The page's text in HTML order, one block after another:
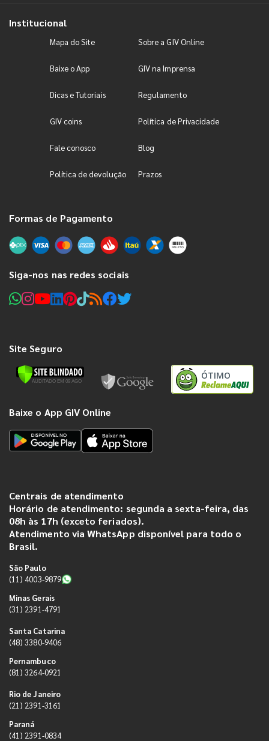
Institucional
Mapa do Site Sobre a GIV Online
Baixe o App GIV na Imprensa
Dicas e Tutoriais Regulamento
GIV coins Política de Privacidade
Fale conosco Blog
Política de devolução Prazos
Formas de Pagamento
Siga-nos nas redes sociais
Site Seguro
ÓTIMO
Baixe o App GIV Online
Centrais de atendimento
Horário de atendimento: segunda a sexta-feira, das
08h às 17h (exceto feriados).
Atendimento via WhatsApp disponível para todo o
Brasil.
São Paulo
(11) 4003-9879
Minas Gerais
(31) 2391-4791
Santa Catarina
(48) 3380-9406
Pernambuco
(81) 3264-0921
Rio de Janeiro
(21) 2391-3161
Paraná
(41) 2391-0834